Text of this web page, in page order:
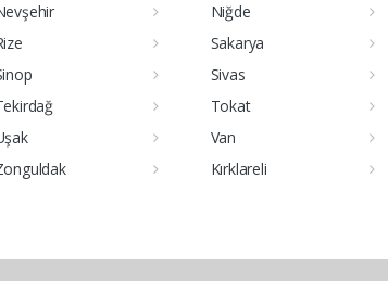
Niğde
Sakarya
Sivas
Tokat
Van
Kırklareli